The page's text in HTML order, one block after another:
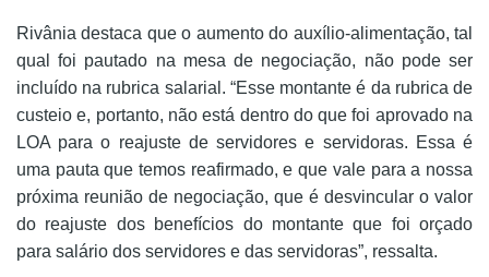
Rivânia destaca que o aumento do auxílio-alimentação, tal
qual foi pautado na mesa de negociação, não pode ser
incluído na rubrica salarial. “Esse montante é da rubrica de
custeio e, portanto, não está dentro do que foi aprovado na
LOA para o reajuste de servidores e servidoras. Essa é
uma pauta que temos reafirmado, e que vale para a nossa
próxima reunião de negociação, que é desvincular o valor
do reajuste dos benefícios do montante que foi orçado
para salário dos servidores e das servidoras”, ressalta.